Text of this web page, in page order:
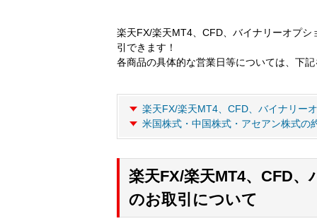
楽天FX/楽天MT4、CFD、バイナリーオプ
引できます！
各商品の具体的な営業日等については、下
楽天FX/楽天MT4、CFD、バイナリー
米国株式・中国株式・アセアン株式の
楽天FX/楽天MT4、CFD
のお取引について